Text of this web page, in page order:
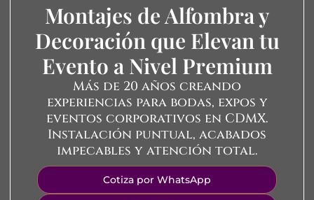
Montajes de Alfombra y
Decoración que Elevan tu
Evento a Nivel Premium
Más de 20 años creando
experiencias para bodas, expos y
eventos corporativos en CDMX.
Instalación puntual, acabados
impecables y atención total.
Cotiza por WhatsApp